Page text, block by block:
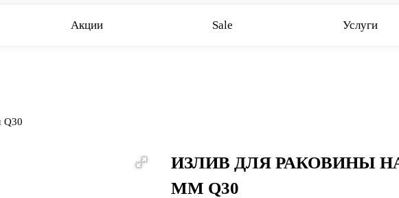
Акции Sale Услуги
Q30
ИЗЛИВ ДЛЯ РАКОВИНЫ
ММ Q30